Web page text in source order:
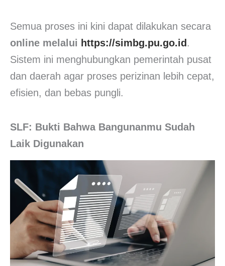
Semua proses ini kini dapat dilakukan secara
online melalui https://simbg.pu.go.id .
Sistem ini menghubungkan pemerintah pusat
dan daerah agar proses perizinan lebih cepat,
efisien, dan bebas pungli.
SLF: Bukti Bahwa Bangunanmu Sudah
Laik Digunakan